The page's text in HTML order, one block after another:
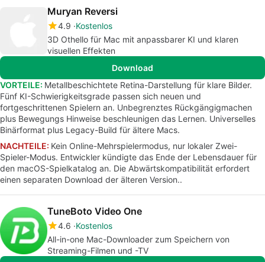
Muryan Reversi
4.9 Kostenlos
3D Othello für Mac mit anpassbarer KI und klaren
visuellen Effekten
Download
VORTEILE: Metallbeschichtete Retina-Darstellung für klare Bilder.
Fünf KI-Schwierigkeitsgrade passen sich neuen und
fortgeschrittenen Spielern an. Unbegrenztes Rückgängigmachen
plus Bewegungs Hinweise beschleunigen das Lernen. Universelles
Binärformat plus Legacy-Build für ältere Macs.
NACHTEILE: Kein Online-Mehrspielermodus, nur lokaler Zwei-
Spieler-Modus. Entwickler kündigte das Ende der Lebensdauer für
den macOS-Spielkatalog an. Die Abwärtskompatibilität erfordert
einen separaten Download der älteren Version..
TuneBoto Video One
4.6 Kostenlos
All-in-one Mac-Downloader zum Speichern von
Streaming-Filmen und -TV